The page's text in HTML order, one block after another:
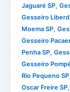
Jaguaré SP,
Gesseiro
Moema SP,
Gesseiro
Penha SP,
Gesseiro
Rio Pequeno SP
Oscar Freire SP